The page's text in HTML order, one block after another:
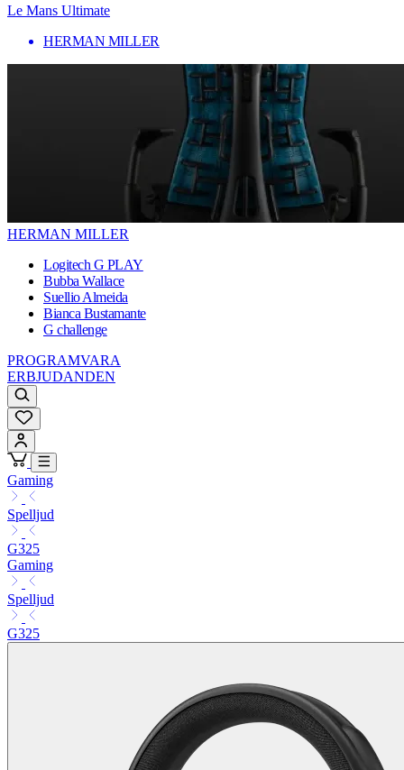
Le Mans Ultimate
HERMAN MILLER
HERMAN MILLER
Logitech G PLAY
Bubba Wallace
Suellio Almeida
Bianca Bustamante
G challenge
PROGRAMVARA
ERBJUDANDEN
Gaming
Spelljud
G325
Gaming
Spelljud
G325